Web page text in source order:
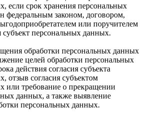
если срок хранения персональных
федеральным законом, договором,
или поручителем
субъект персональных данных.
обработки персональных данных
целей обработки персональных
действия согласия субъекта
отзыв согласия субъектом
или требование о прекращении
данных, а также выявление
персональных данных.